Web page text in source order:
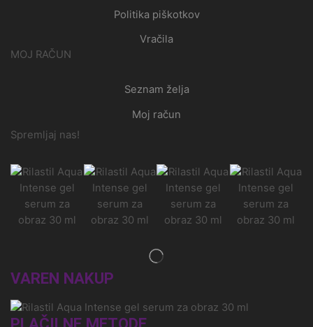
Politika piškotkov
Vračila
MOJ RAČUN
Seznam želja
Moj račun
Spremljaj nas!
VAREN NAKUP